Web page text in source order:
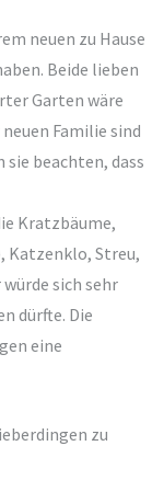
neuen zu Hause
Beide lieben
Garten wäre
Familie sind
beachten, dass
Kratzbäume,
Katzenklo, Streu,
sich sehr
dürfte. Die
eine
zu